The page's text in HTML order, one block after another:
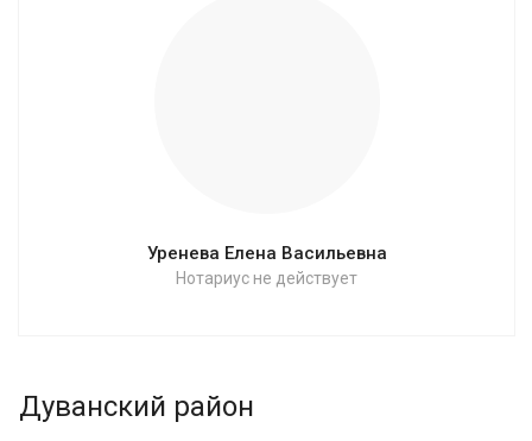
Уренева Елена Васильевна
Нотариус не действует
Дуванский район